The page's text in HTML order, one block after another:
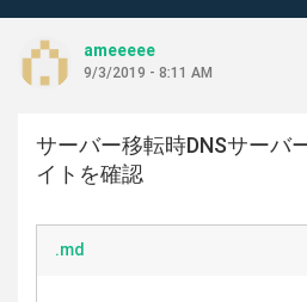
ameeeee
9/3/2019 - 8:11 AM
サーバー移転時DNSサーバ
イトを確認
.md